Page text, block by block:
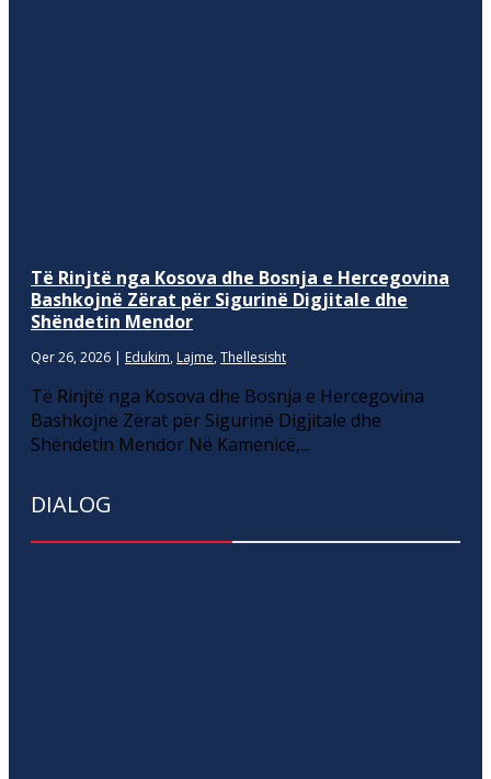
Të Rinjtë nga Kosova dhe Bosnja e Hercegovina
Bashkojnë Zërat për Sigurinë Digjitale dhe
Shëndetin Mendor
Qer 26, 2026 | Edukim, Lajme, Thellesisht
Të Rinjtë nga Kosova dhe Bosnja e Hercegovina
Bashkojnë Zërat për Sigurinë Digjitale dhe
Shëndetin Mendor Në Kamenicë,...
DIALOG